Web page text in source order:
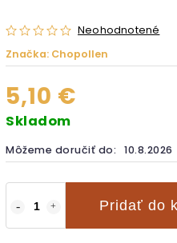
Neohodnotené
Značka: Chopollen
5,10 €
Skladom
Môžeme doručiť do: 10.8.2026
Pridať do